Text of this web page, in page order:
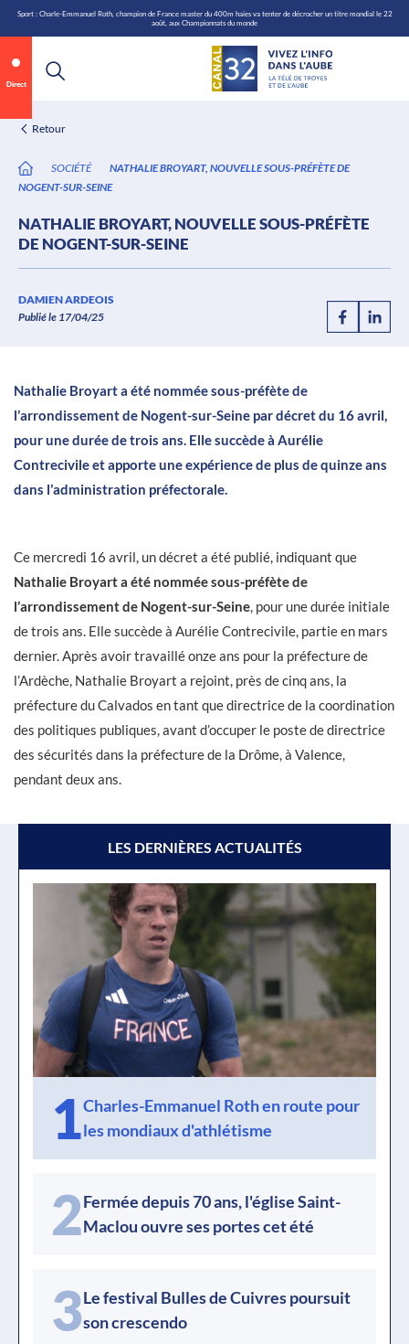
Aller
au
contenu
Sport : Charle-Emmanuel Roth, champion de France master du 400m haies va tenter de décrocher un titre mondial le 22
août, aux Championnats du monde
Direct
Retour
SOCIÉTÉ
NATHALIE BROYART, NOUVELLE SOUS-PRÉFÈTE DE
NOGENT-SUR-SEINE
NATHALIE BROYART, NOUVELLE SOUS-PRÉFÈTE
DE NOGENT-SUR-SEINE
DAMIEN ARDEOIS
Publié le 17/04/25
0:05 / 0:12
Nathalie Broyart a été nommée sous-préfète de
l’arrondissement de Nogent-sur-Seine par décret du 16 avril,
pour une durée de trois ans. Elle succède à Aurélie
Contrecivile et apporte une expérience de plus de quinze ans
dans l’administration préfectorale.
Ce mercredi 16 avril, un décret a été publié, indiquant que
Nathalie Broyart a été nommée sous-préfète de
l’arrondissement de Nogent-sur-Seine, pour une durée initiale
de trois ans. Elle succède à Aurélie Contrecivile, partie en mars
dernier. Après avoir travaillé onze ans pour la préfecture de
l’Ardèche, Nathalie Broyart a rejoint, près de cinq ans, la
préfecture du Calvados en tant que directrice de la coordination
des politiques publiques, avant d’occuper le poste de directrice
des sécurités dans la préfecture de la Drôme, à Valence,
pendant deux ans.
LES DERNIÈRES ACTUALITÉS
1Charles-Emmanuel Roth en route pour
les mondiaux d'athlétisme
2Fermée depuis 70 ans, l'église Saint-
Maclou ouvre ses portes cet été
3Le festival Bulles de Cuivres poursuit
son crescendo